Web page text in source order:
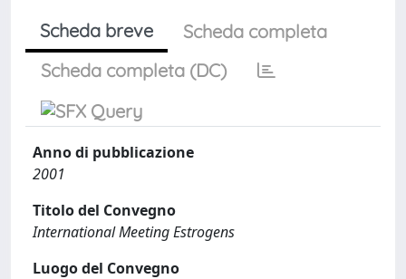
Scheda breve
Scheda completa
Scheda completa (DC)
Anno di pubblicazione
2001
Titolo del Convegno
International Meeting Estrogens
Luogo del Convegno